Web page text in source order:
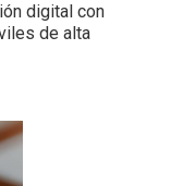
digital con
de alta